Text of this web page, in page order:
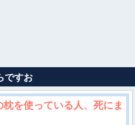
ですお
枕を使っている人、死にま